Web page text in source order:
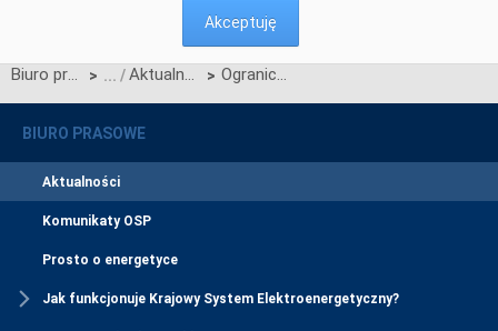
Akceptuję
Biuro prasowe > Aktualności > Ograniczenia i redukcja zdolności przesyłowych wymiany międzysystemowej
BIURO PRASOWE
Aktualności
Komunikaty OSP
Prosto o energetyce
Jak funkcjonuje Krajowy System Elektroenergetyczny?